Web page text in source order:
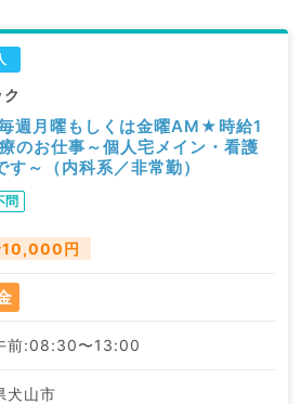
毎週月曜もしくは金曜AM★時給1
のお仕事～個人宅メイン・看護
～（内科系／非常勤）
問
10,000円
前:08:30〜13:00
犬山市